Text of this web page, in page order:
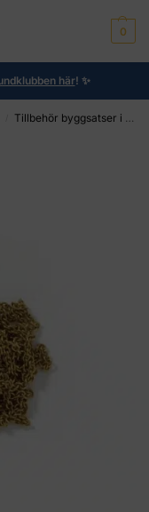
0
här! ✨
Tillbehör byggsatser i trä